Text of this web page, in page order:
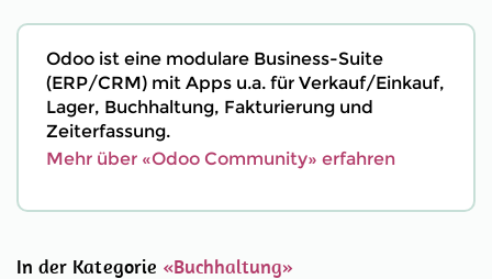
Odoo ist eine modulare Business-Suite
(ERP/CRM) mit Apps u.a. für Verkauf/Einkauf,
Lager, Buchhaltung, Fakturierung und
Zeiterfassung.
Mehr über «Odoo Community» erfahren
In der Kategorie «Buchhaltung»